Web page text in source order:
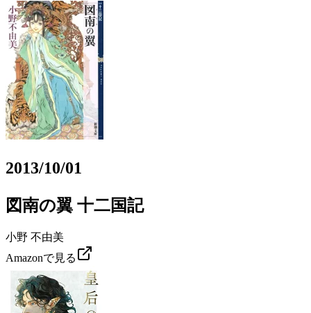
2013/10/01
図南の翼 十二国記
小野 不由美
Amazonで見る